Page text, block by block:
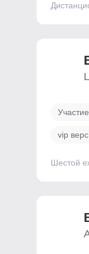
vip
Шестой